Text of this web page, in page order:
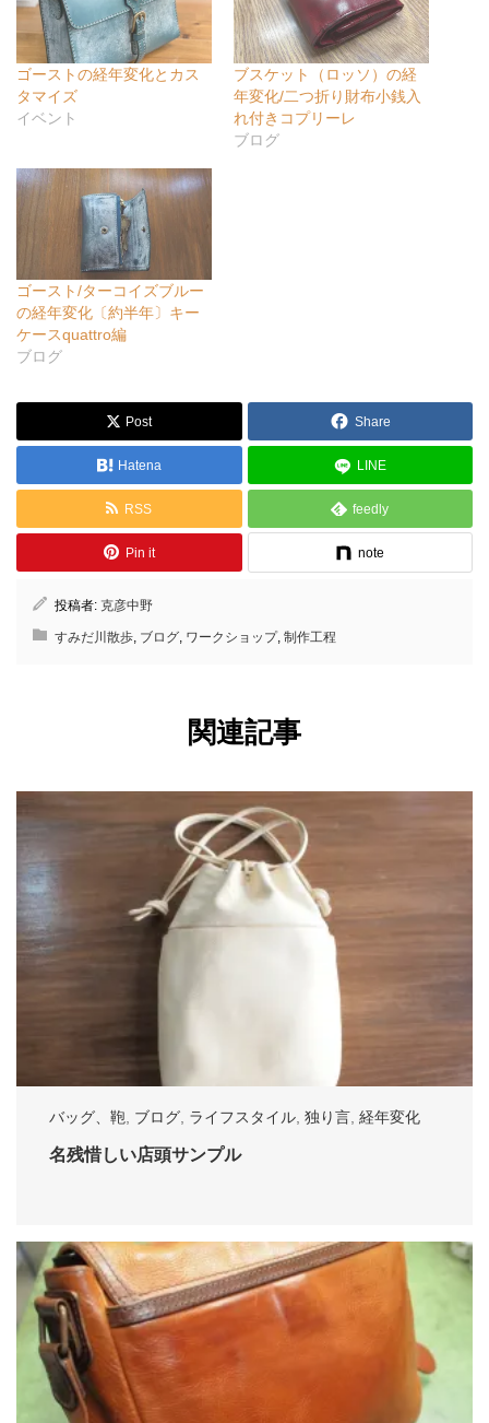
ゴーストの経年変化とカス
タマイズ
イベント
ブスケット（ロッソ）の経
年変化/二つ折り財布小銭入
れ付きコプリーレ
ブログ
ゴースト/ターコイズブルー
の経年変化〔約半年〕キー
ケースquattro編
ブログ
Post Share
Hatena LINE
RSS feedly
Pin it note
投稿者: 克彦中野
すみだ川散歩, ブログ, ワークショップ, 制作工程
関連記事
バッグ、鞄 ブログ ライフスタイル 独り言 経年変化
名残惜しい店頭サンプル